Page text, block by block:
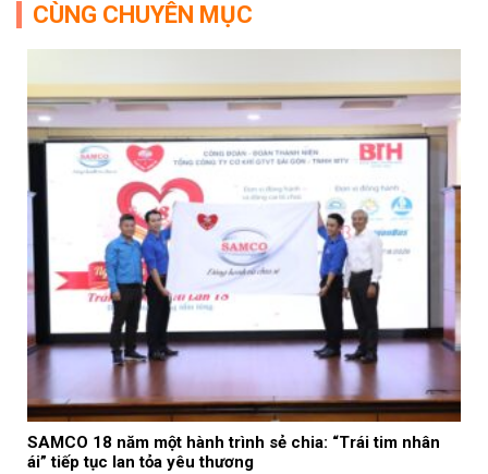
CÙNG CHUYÊN MỤC
SAMCO 18 năm một hành trình sẻ chia: “Trái tim nhân
ái” tiếp tục lan tỏa yêu thương